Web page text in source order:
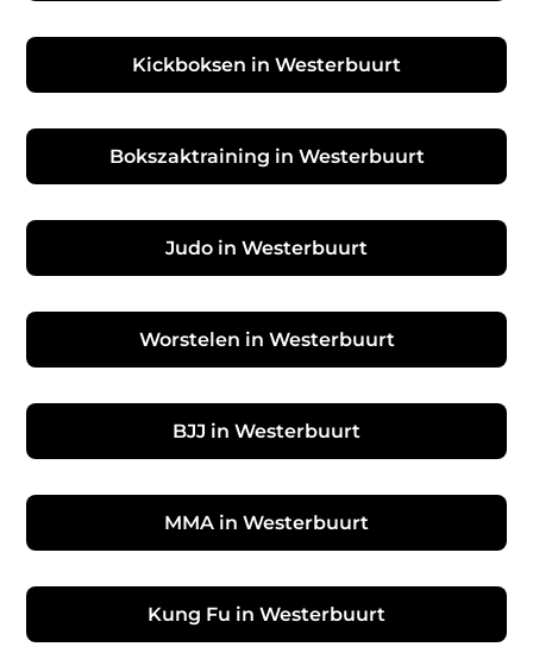
Kickboksen in Westerbuurt
Bokszaktraining in Westerbuurt
Judo in Westerbuurt
Worstelen in Westerbuurt
BJJ in Westerbuurt
MMA in Westerbuurt
Kung Fu in Westerbuurt